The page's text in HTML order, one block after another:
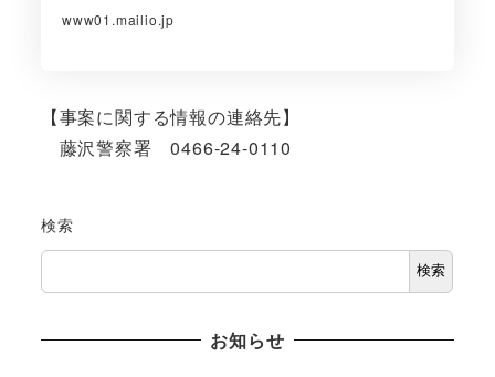
www01.mailio.jp
【事案に関する情報の連絡先】
藤沢警察署 0466-24-0110
検索
検索
お知らせ